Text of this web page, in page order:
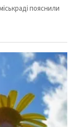
пояснили